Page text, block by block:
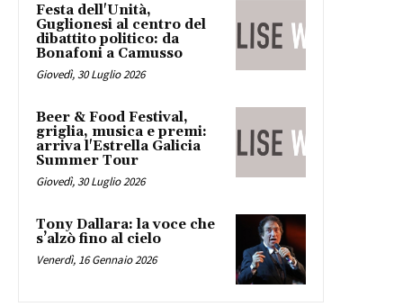
Festa dell'Unità,
Guglionesi al centro del
dibattito politico: da
Bonafoni a Camusso
Giovedì, 30 Luglio 2026
Beer & Food Festival,
griglia, musica e premi:
arriva l'Estrella Galicia
Summer Tour
Giovedì, 30 Luglio 2026
Tony Dallara: la voce che
s’alzò fino al cielo
Venerdì, 16 Gennaio 2026